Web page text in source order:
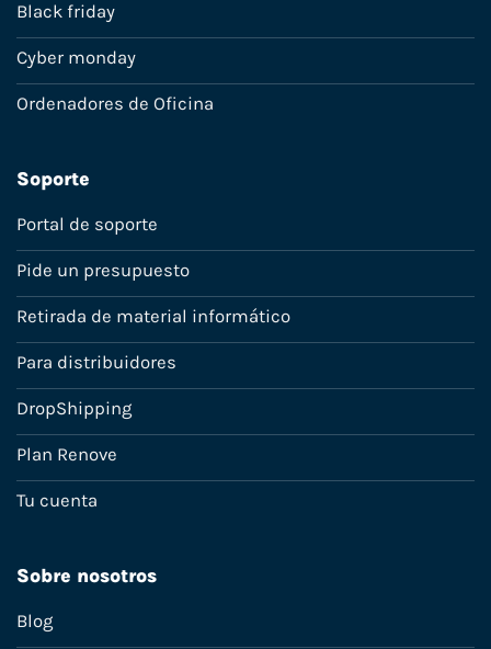
Black friday
Cyber monday
Ordenadores de Oficina
Soporte
Portal de soporte
Pide un presupuesto
Retirada de material informático
Para distribuidores
DropShipping
Plan Renove
Tu cuenta
Sobre nosotros
Blog